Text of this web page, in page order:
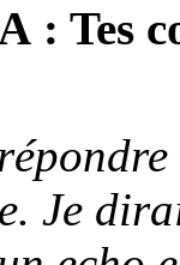
: Tes
Je